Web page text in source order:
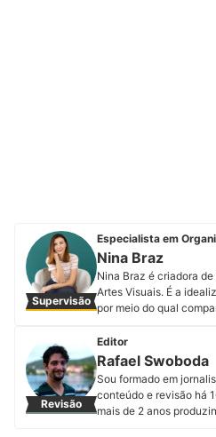
Supervisão
Especialista em
Nina Braz
Nina Braz é criadora
Artes Visuais. É a
por meio do qual
foco em soluções
rotina real. Apaixonada
funcionais, Nina une
prática para mostrar
organizada,
complicação. Seu
Revisão
Editor
Rafael Swoboda
Sou formado em
conteúdo e revisão há
mais de 2 anos